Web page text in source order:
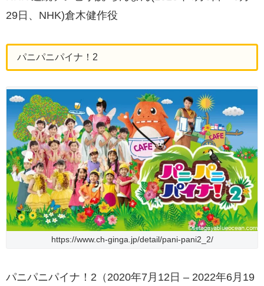
29日、NHK)倉木健作役
パニパニパイナ！2
https://www.ch-ginga.jp/detail/pani-pani2_2/
パニパニパイナ！2（2020年7月12日 – 2022年6月19